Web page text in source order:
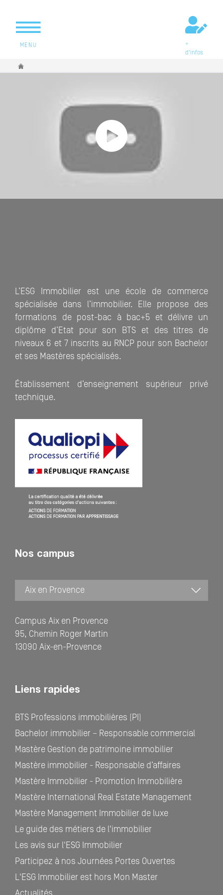
MENU
+
d'infos
Vous êtes ici
L’ESG Immobilier est une école de commerce
spécialisée dans l’immobilier. Elle propose des
formations de post-bac à bac+5 et délivre un
diplôme d’Etat pour son BTS et des titres de
niveaux 6 et 7 inscrits au RNCP pour son Bachelor
et ses Mastères spécialisés.
Établissement d’enseignement supérieur privé
technique.
Nos campus
Campus Aix en Provence
95, Chemin Roger Martin
13090 Aix-en-Provence
Liens rapides
BTS Professions immobilières (PI)
Bachelor immobilier – Responsable commercial
Mastère Gestion de patrimoine immobilier
Mastère immobilier - Responsable d’affaires
Mastère Immobilier - Promotion Immobilière
Mastère International Real Estate Management
Mastère Management Immobilier de luxe
Le guide des métiers de l'immobilier
Les avis sur l'ESG Immobilier
Participez à nos Journées Portes Ouvertes
L'ESG Immobilier est hors Mon Master